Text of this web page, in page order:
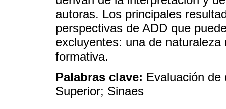
autoras. Los principales
perspectivas de ADD que
excluyentes: una de
formativa.
Palabras clave: Evaluación
Superior; Sinaes